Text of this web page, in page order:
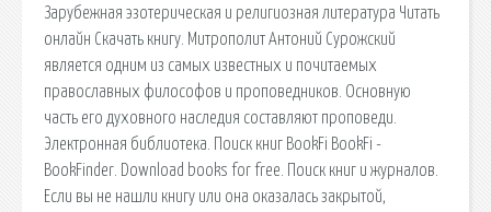
Зарубежная эзотерическая и религиозная литература Читать
онлайн Скачать книгу. Митрополит Антоний Сурожский
является одним из самых известных и почитаемых
православных философов и проповедников. Основную
часть его духовного наследия составляют проповеди.
Электронная библиотека. Поиск книг BookFi BookFi -
BookFinder. Download books for free. Поиск книг и журналов.
Если вы не нашли книгу или она оказалась закрытой,